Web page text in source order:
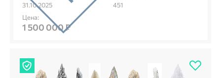
31.10.2025
451
Цена:
1 500 000 ₽